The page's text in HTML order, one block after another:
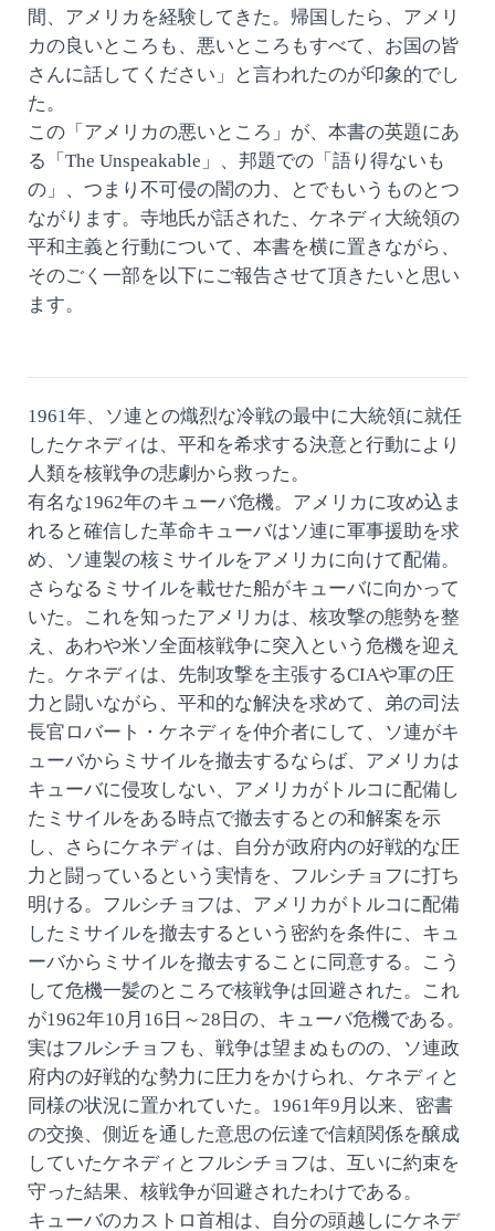
間、アメリカを経験してきた。帰国したら、アメリ
カの良いところも、悪いところもすべて、お国の皆
さんに話してください」と言われたのが印象的でし
た。
この「アメリカの悪いところ」が、本書の英題にあ
る「The Unspeakable」、邦題での「語り得ないも
の」、つまり不可侵の闇の力、とでもいうものとつ
ながります。寺地氏が話された、ケネディ大統領の
平和主義と行動について、本書を横に置きながら、
そのごく一部を以下にご報告させて頂きたいと思い
ます。
1961年、ソ連との熾烈な冷戦の最中に大統領に就任
したケネディは、平和を希求する決意と行動により
人類を核戦争の悲劇から救った。
有名な1962年のキューバ危機。アメリカに攻め込ま
れると確信した革命キューバはソ連に軍事援助を求
め、ソ連製の核ミサイルをアメリカに向けて配備。
さらなるミサイルを載せた船がキューバに向かって
いた。これを知ったアメリカは、核攻撃の態勢を整
え、あわや米ソ全面核戦争に突入という危機を迎え
た。ケネディは、先制攻撃を主張するCIAや軍の圧
力と闘いながら、平和的な解決を求めて、弟の司法
長官ロバート・ケネディを仲介者にして、ソ連がキ
ューバからミサイルを撤去するならば、アメリカは
キューバに侵攻しない、アメリカがトルコに配備し
たミサイルをある時点で撤去するとの和解案を示
し、さらにケネディは、自分が政府内の好戦的な圧
力と闘っているという実情を、フルシチョフに打ち
明ける。フルシチョフは、アメリカがトルコに配備
したミサイルを撤去するという密約を条件に、キュ
ーバからミサイルを撤去することに同意する。こう
して危機一髪のところで核戦争は回避された。これ
が1962年10月16日～28日の、キューバ危機である。
実はフルシチョフも、戦争は望まぬものの、ソ連政
府内の好戦的な勢力に圧力をかけられ、ケネディと
同様の状況に置かれていた。1961年9月以来、密書
の交換、側近を通した意思の伝達で信頼関係を醸成
していたケネディとフルシチョフは、互いに約束を
守った結果、核戦争が回避されたわけである。
キューバのカストロ首相は、自分の頭越しにケネデ